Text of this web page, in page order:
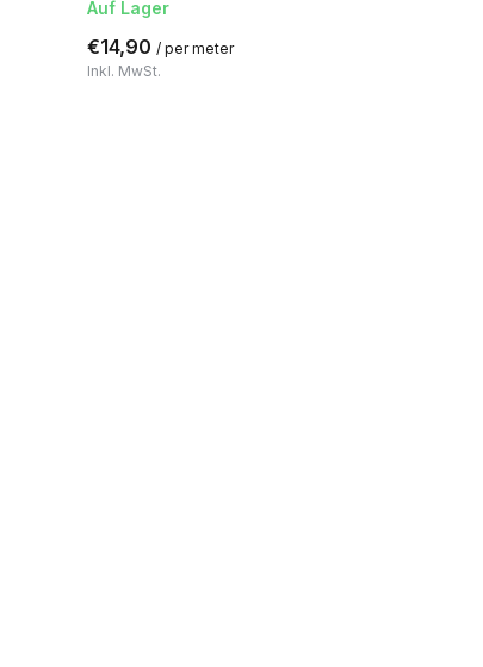
Auf Lager
€14,90 / per meter
Inkl. MwSt.